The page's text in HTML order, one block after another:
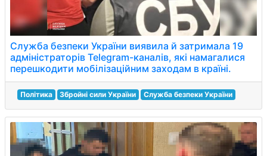
Служба безпеки України виявила й затримала 19
адміністраторів Telegram-каналів, які намагалися
перешкодити мобілізаційним заходам в країні.
Політика Збройні сили України Служба безпеки України